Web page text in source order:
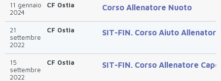
11 gennaio
2024
CF Ostia Corso Allenatore Nuoto
21
settembre
2022
CF Ostia SIT-FIN. Corso Aiuto
15
settembre
2022
CF Ostia SIT-FIN. Corso Allenatore